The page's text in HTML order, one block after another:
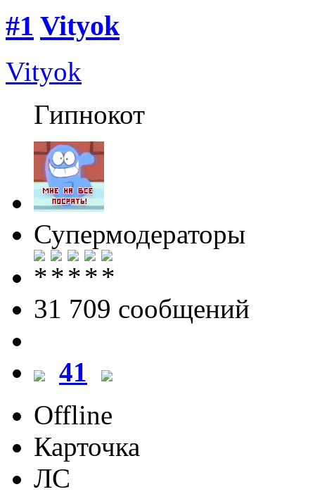
#1 Vityok
Vityok
Гипнокот
Супермодераторы
31 709 cообщений
41
Offline
Карточка
ЛС